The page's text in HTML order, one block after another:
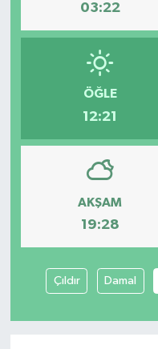
03:22
ÖĞLE
12:21
AKŞAM
19:28
Çıldır Damal